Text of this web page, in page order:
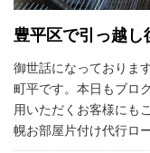
豊平区で引っ越
御世話になっておりま
町平です。本日もブロ
用いただくお客様にも
幌お部屋片付け代行ロ